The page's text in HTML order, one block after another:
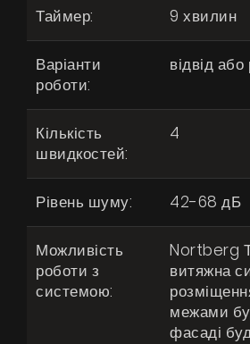
Віртуальний
UA |RU
Таймер: 9 хвилин
Варіанти
роботи:
відвід
Кількість
швидкостей:
4
Рівень шуму: 42-68 дБ
Можливість
роботи з
системою:
Nortberg
витяжна
межами
фасаді